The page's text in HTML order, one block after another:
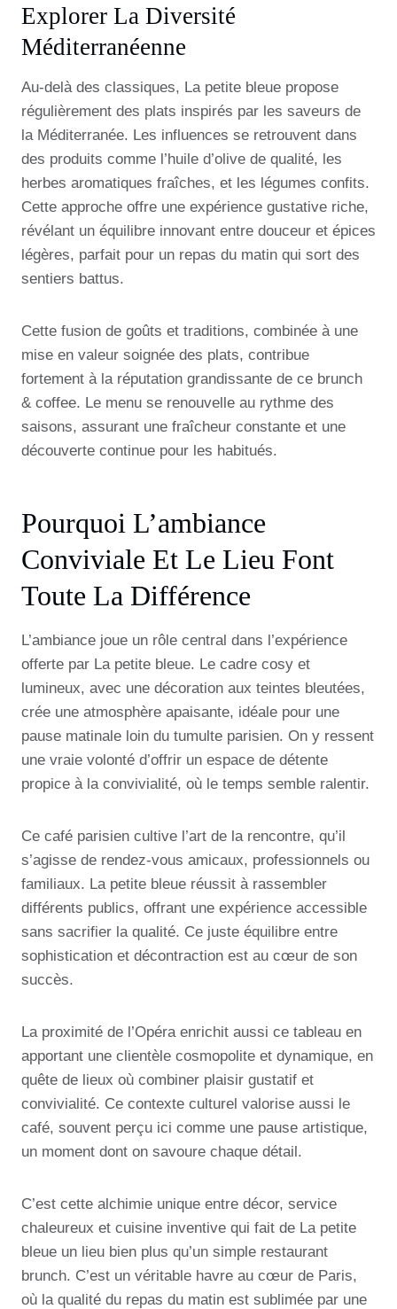
Explorer La Diversité
Méditerranéenne
Au-delà des classiques, La petite bleue propose
régulièrement des plats inspirés par les saveurs de
la Méditerranée. Les influences se retrouvent dans
des produits comme l’huile d’olive de qualité, les
herbes aromatiques fraîches, et les légumes confits.
Cette approche offre une expérience gustative riche,
révélant un équilibre innovant entre douceur et épices
légères, parfait pour un repas du matin qui sort des
sentiers battus.
Cette fusion de goûts et traditions, combinée à une
mise en valeur soignée des plats, contribue
fortement à la réputation grandissante de ce brunch
& coffee. Le menu se renouvelle au rythme des
saisons, assurant une fraîcheur constante et une
découverte continue pour les habitués.
Pourquoi L’ambiance
Conviviale Et Le Lieu Font
Toute La Différence
L’ambiance joue un rôle central dans l’expérience
offerte par La petite bleue. Le cadre cosy et
lumineux, avec une décoration aux teintes bleutées,
crée une atmosphère apaisante, idéale pour une
pause matinale loin du tumulte parisien. On y ressent
une vraie volonté d’offrir un espace de détente
propice à la convivialité, où le temps semble ralentir.
Ce café parisien cultive l’art de la rencontre, qu’il
s’agisse de rendez-vous amicaux, professionnels ou
familiaux. La petite bleue réussit à rassembler
différents publics, offrant une expérience accessible
sans sacrifier la qualité. Ce juste équilibre entre
sophistication et décontraction est au cœur de son
succès.
La proximité de l’Opéra enrichit aussi ce tableau en
apportant une clientèle cosmopolite et dynamique, en
quête de lieux où combiner plaisir gustatif et
convivialité. Ce contexte culturel valorise aussi le
café, souvent perçu ici comme une pause artistique,
un moment dont on savoure chaque détail.
C’est cette alchimie unique entre décor, service
chaleureux et cuisine inventive qui fait de La petite
bleue un lieu bien plus qu’un simple restaurant
brunch. C’est un véritable havre au cœur de Paris,
où la qualité du repas du matin est sublimée par une